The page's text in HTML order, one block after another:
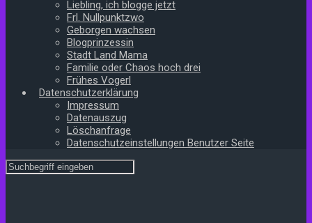
Liebling, ich blogge jetzt
Frl. Nullpunktzwo
Geborgen wachsen
Blogprinzessin
Stadt Land Mama
Familie oder Chaos hoch drei
Frühes Vogerl
Datenschutzerklärung
Impressum
Datenauszug
Löschanfrage
Datenschutzeinstellungen Benutzer Seite